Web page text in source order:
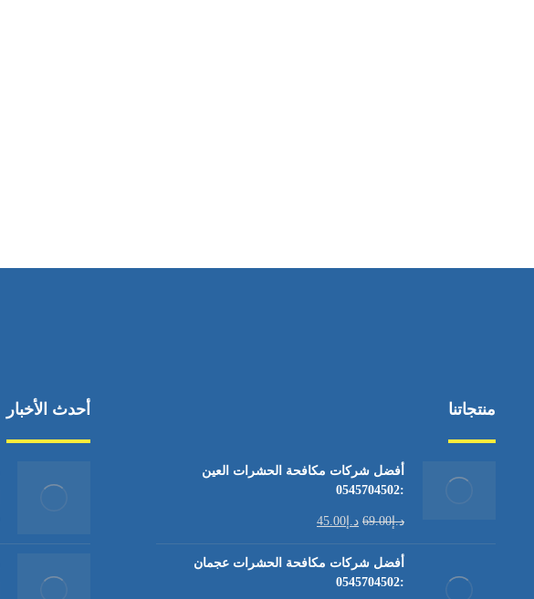
منتجاتنا
أفضل شركات مكافحة الحشرات العين
:0545704502
د.إ69.00 د.إ 45.00
أفضل شركات مكافحة الحشرات عجمان
:0545704502
أحدث الأخبار